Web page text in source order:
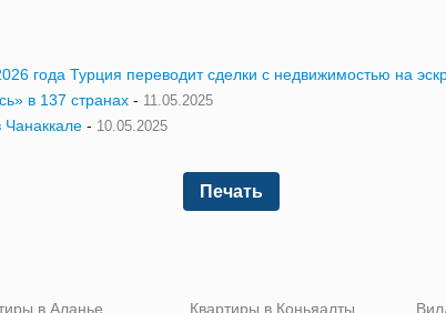
года Турция переводит сделки с недвижимостью на
в 137 странах - 11.05.2025
Чанаккале - 10.05.2025
Печать
в Аланье
Квартиры в Коньяалты